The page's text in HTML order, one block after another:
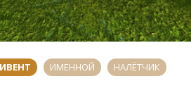
ИВЕНТ ИМЕННОЙ
НАЛЁТЧИК